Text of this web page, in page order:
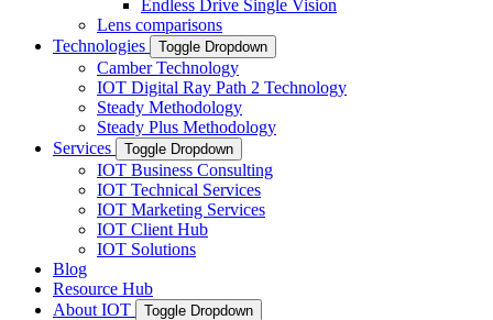
Endless Drive Single Vision
Lens comparisons
Technologies
Toggle Dropdown
Camber Technology
IOT Digital Ray Path 2 Technology
Steady Methodology
Steady Plus Methodology
Services
Toggle Dropdown
IOT Business Consulting
IOT Technical Services
IOT Marketing Services
IOT Client Hub
IOT Solutions
Blog
Resource Hub
About IOT
Toggle Dropdown